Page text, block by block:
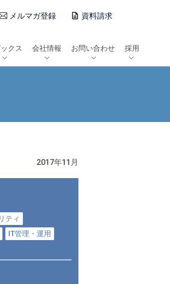
メルマガ登録 資料請求
クス 会社情報 お問い合わせ 採用
2017年11月
ティ
IT管理・運用